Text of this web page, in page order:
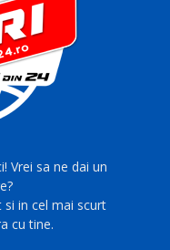
Vrei sa ne dai un
si in cel mai scurt
cu tine.